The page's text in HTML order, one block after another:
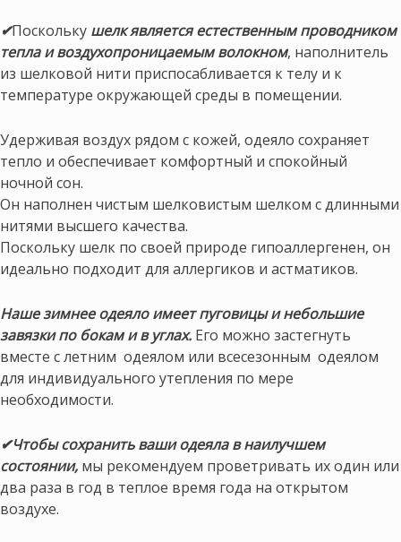
✔Поскольку шелк является естественным проводником
тепла и воздухопроницаемым волокном, наполнитель
из шелковой нити приспосабливается к телу и к
температуре окружающей среды в помещении.
Удерживая воздух рядом с кожей, одеяло сохраняет
тепло и обеспечивает комфортный и спокойный
ночной сон.
Он наполнен чистым шелковистым шелком с длинными
нитями высшего качества.
Поскольку шелк по своей природе гипоаллергенен, он
идеально подходит для аллергиков и астматиков.
Наше зимнее одеяло имеет пуговицы и небольшие
завязки по бокам и в углах. Его можно застегнуть
вместе с летним одеялом или всесезонным одеялом
для индивидуального утепления по мере
необходимости.
✔Чтобы сохранить ваши одеяла в наилучшем
состоянии, мы рекомендуем проветривать их один или
два раза в год в теплое время года на открытом
воздухе.